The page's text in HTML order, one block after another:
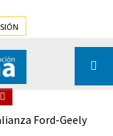
Ford-Geely